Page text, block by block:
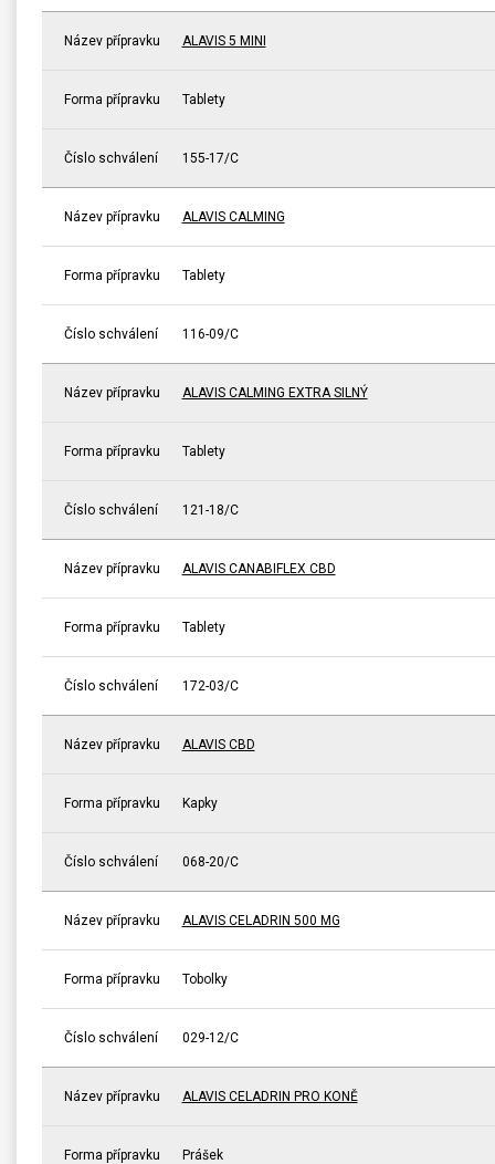
Název přípravku ALAVIS 5 MINI
Forma přípravku Tablety
Číslo schválení 155-17/C
Název přípravku ALAVIS CALMING
Forma přípravku Tablety
Číslo schválení 116-09/C
Název přípravku ALAVIS CALMING EXTRA SILNÝ
Forma přípravku Tablety
Číslo schválení 121-18/C
Název přípravku ALAVIS CANABIFLEX CBD
Forma přípravku Tablety
Číslo schválení 172-03/C
Název přípravku ALAVIS CBD
Forma přípravku Kapky
Číslo schválení 068-20/C
Název přípravku ALAVIS CELADRIN 500 MG
Forma přípravku Tobolky
Číslo schválení 029-12/C
Název přípravku ALAVIS CELADRIN PRO KONĚ
Forma přípravku Prášek